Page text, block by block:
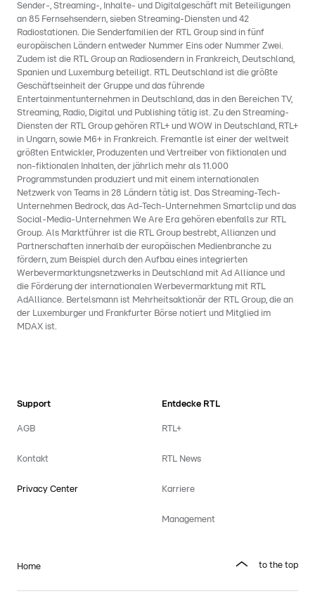
Sender-, Streaming-, Inhalte- und Digitalgeschäft mit Beteiligungen
an 85 Fernsehsendern, sieben Streaming-Diensten und 42
Radiostationen. Die Senderfamilien der RTL Group sind in fünf
europäischen Ländern entweder Nummer Eins oder Nummer Zwei.
Zudem ist die RTL Group an Radiosendern in Frankreich, Deutschland,
Spanien und Luxemburg beteiligt. RTL Deutschland ist die größte
Geschäftseinheit der Gruppe und das führende
Entertainmentunternehmen in Deutschland, das in den Bereichen TV,
Streaming, Radio, Digital und Publishing tätig ist. Zu den Streaming-
Diensten der RTL Group gehören RTL+ und WOW in Deutschland, RTL+
in Ungarn, sowie M6+ in Frankreich. Fremantle ist einer der weltweit
größten Entwickler, Produzenten und Vertreiber von fiktionalen und
non-fiktionalen Inhalten, der jährlich mehr als 11.000
Programmstunden produziert und mit einem internationalen
Netzwerk von Teams in 28 Ländern tätig ist. Das Streaming-Tech-
Unternehmen Bedrock, das Ad-Tech-Unternehmen Smartclip und das
Social-Media-Unternehmen We Are Era gehören ebenfalls zur RTL
Group. Als Marktführer ist die RTL Group bestrebt, Allianzen und
Partnerschaften innerhalb der europäischen Medienbranche zu
fördern, zum Beispiel durch den Aufbau eines integrierten
Werbevermarktungsnetzwerks in Deutschland mit Ad Alliance und
die Förderung der internationalen Werbevermarktung mit RTL
AdAlliance. Bertelsmann ist Mehrheitsaktionär der RTL Group, die an
der Luxemburger und Frankfurter Börse notiert und Mitglied im
MDAX ist.
Support
AGB
Kontakt
Privacy Center
Entdecke RTL
RTL+
RTL News
Karriere
Management
Home to the top